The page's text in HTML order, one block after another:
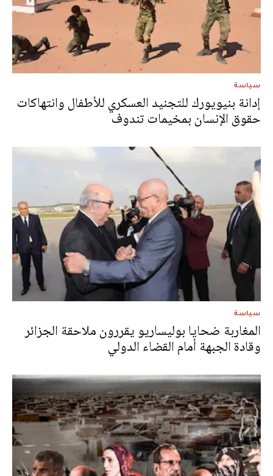
سياسة
إدانة بنيويورك للتجنيد العسكري للأطفال وانتهاكات
حقوق الإنسان بمخيمات تندوف
سياسة
المغاربة ضحايا بوليساريو يقررون ملاحقة الجزائر
وقادة الجبهة أمام القضاء الدولي